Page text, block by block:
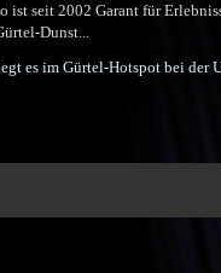
ist seit 2002 Garant für
Dunst...
es im Gürtel-Hotspot bei der